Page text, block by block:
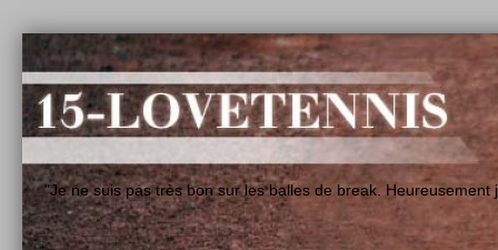
"Je ne suis pas très bon sur les balles de break.